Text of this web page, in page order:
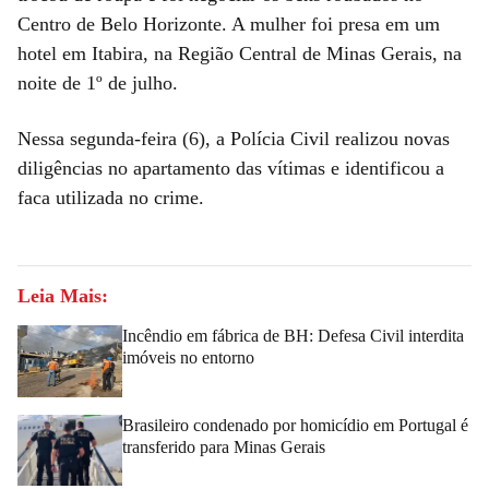
Centro de Belo Horizonte. A mulher foi presa em um
hotel em Itabira, na Região Central de Minas Gerais, na
noite de 1º de julho.
Nessa segunda-feira (6), a Polícia Civil realizou novas
diligências no apartamento das vítimas e identificou a
faca utilizada no crime.
Leia Mais:
Incêndio em fábrica de BH: Defesa Civil interdita
imóveis no entorno
Brasileiro condenado por homicídio em Portugal é
transferido para Minas Gerais